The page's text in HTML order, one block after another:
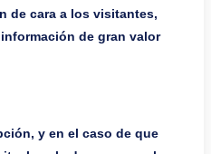
de cara a los visitantes,
de gran valor
y en el caso de que